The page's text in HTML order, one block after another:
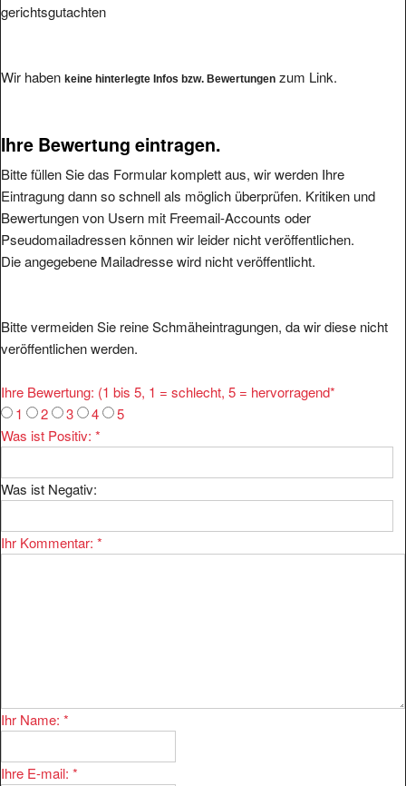
gerichtsgutachten
Wir haben keine hinterlegte Infos bzw. Bewertungen zum Link.
Ihre Bewertung eintragen.
Bitte füllen Sie das Formular komplett aus, wir werden Ihre
Eintragung dann so schnell als möglich überprüfen. Kritiken und
Bewertungen von Usern mit Freemail-Accounts oder
Pseudomailadressen können wir leider nicht veröffentlichen.
Die angegebene Mailadresse wird nicht veröffentlicht.
Bitte vermeiden Sie reine Schmäheintragungen, da wir diese nicht
veröffentlichen werden.
Ihre Bewertung: (1 bis 5, 1 = schlecht, 5 = hervorragend*
1
2 3 4
5
Was ist Positiv: *
Was ist Negativ:
Ihr Kommentar: *
Ihr Name: *
Ihre E-mail: *